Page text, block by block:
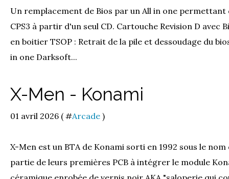
Un remplacement de Bios par un All in one permettant
CPS3 à partir d'un seul CD. Cartouche Revision D avec
en boitier TSOP : Retrait de la pile et dessoudage du
in one Darksoft...
X-Men - Konami
01 avril 2026 ( #Arcade )
X-Men est un BTA de Konami sorti en 1992 sous le
partie de leurs premières PCB à intégrer le module